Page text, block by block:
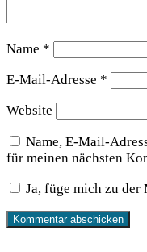
Name *
E-Mail-Adresse *
Website
Name, E-Mail-
für meinen nächsten
Ja, füge mich zu